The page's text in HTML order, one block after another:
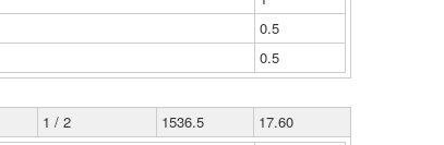
0.5
0.5
1 / 2 1536.5
17.60